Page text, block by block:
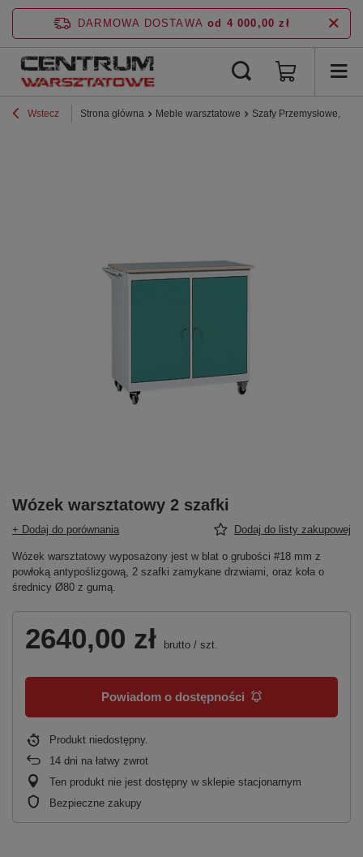
DARMOWA DOSTAWA od 4 000,00 zł
Wstecz Strona główna Meble warsztatowe Szafy Przemysłowe, BHP
Wózek warsztatowy 2 szafki
+ Dodaj do porównania Dodaj do listy zakupowej
Wózek warsztatowy wyposażony jest w blat o grubości #18 mm z
powłoką antypoślizgową, 2 szafki zamykane drzwiami, oraz koła o
średnicy Ø80 z gumą.
2640,00 zł brutto / szt.
Powiadom o dostępności
Produkt niedostępny
14 dni na łatwy zwrot
Ten produkt nie jest dostępny w sklepie stacjonarnym
Bezpieczne zakupy